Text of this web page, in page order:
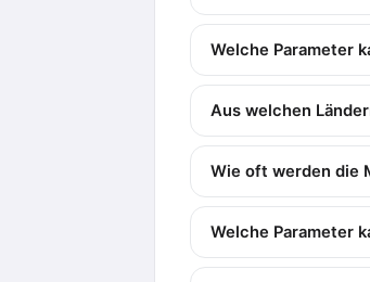
Welche Parameter
Aus welchen
Wie oft werden die
Welche Parameter